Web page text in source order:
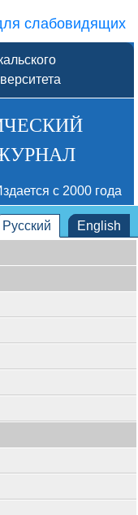
слабовидящих
с 2000 года
Русский English